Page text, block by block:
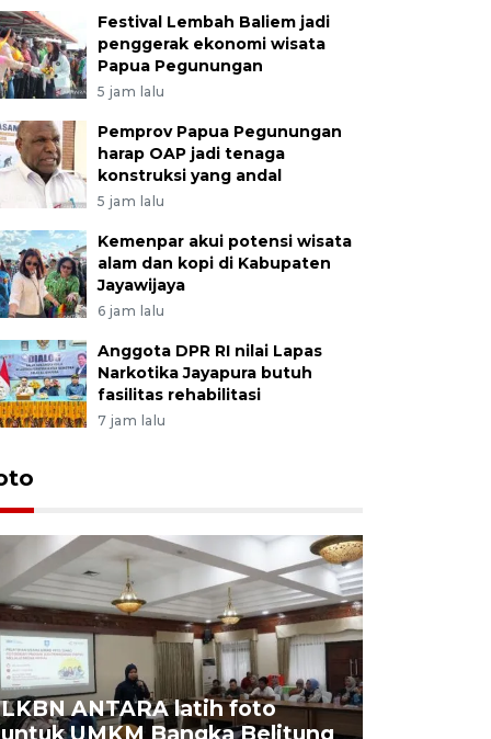
Festival Lembah Baliem jadi
penggerak ekonomi wisata
Papua Pegunungan
5 jam lalu
Pemprov Papua Pegunungan
harap OAP jadi tenaga
konstruksi yang andal
5 jam lalu
Kemenpar akui potensi wisata
alam dan kopi di Kabupaten
Jayawijaya
6 jam lalu
Anggota DPR RI nilai Lapas
Narkotika Jayapura butuh
fasilitas rehabilitasi
7 jam lalu
LKBN ANTARA latih foto